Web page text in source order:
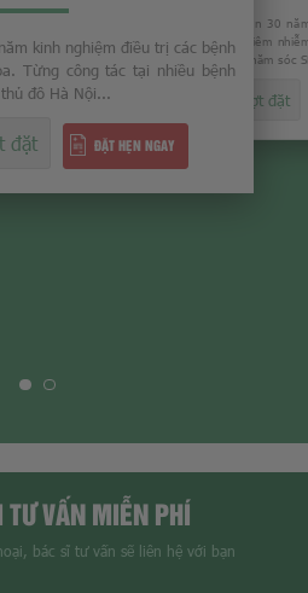
kinh nghiệm điều trị các bệnh
Từng công tác tại nhiều bệnh
đô Hà Nội...
đặt ĐẶT HẸN NGAY
Bác sĩ Loan đã có gần 30
điều trị các bệnh lý viêm
giám đốc Trung tâm chăm sóc
2008 Lượt đặt
VẤN MIỄN PHÍ
bác sĩ tư vấn sẽ liên hệ với bạn